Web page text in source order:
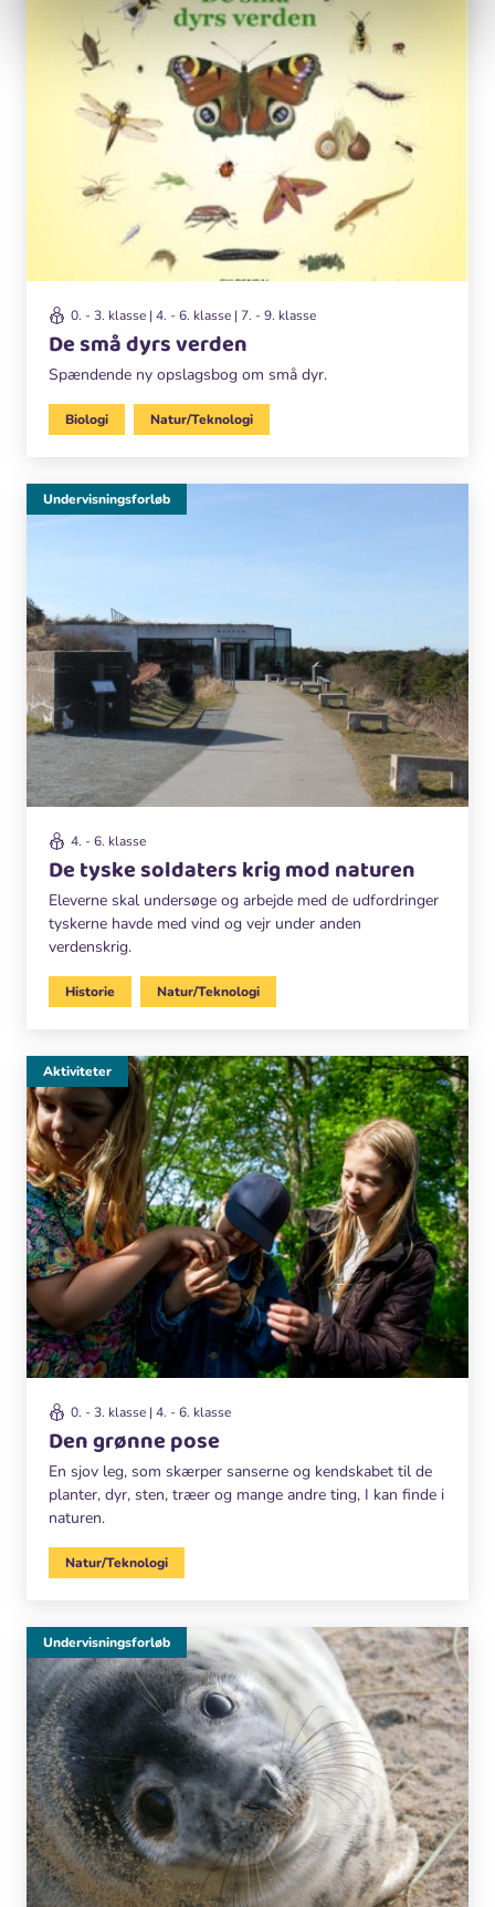
0. - 3. klasse | 4. - 6. klasse | 7. - 9. klasse
De små dyrs verden
Spændende ny opslagsbog om små dyr.
Biologi Natur/Teknologi
4. - 6. klasse
De tyske soldaters krig mod naturen
Eleverne skal undersøge og arbejde med de udfordringer
tyskerne havde med vind og vejr under anden
verdenskrig.
Undervisningsforløb
Historie Natur/Teknologi
0. - 3. klasse | 4. - 6. klasse
Den grønne pose
En sjov leg, som skærper sanserne og kendskabet til de
planter, dyr, sten, træer og mange andre ting, I kan finde i
naturen.
Aktiviteter
Natur/Teknologi
Undervisningsforløb